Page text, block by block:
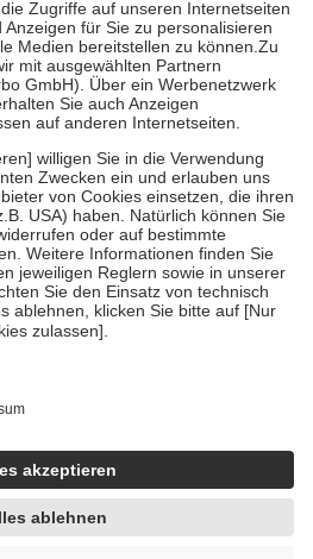
auch für Online-Apotheken.
Krankenpflege beträgt die
Kosten sowie zehn Euro je
für ihre eigene Gesundheit zu
der Familie zu unterstützen,
bei:
bis zum vollendeten 18. Lebensjahr
und Früherkennung, die von der
dass es sich um echte Bewertungen
de/articles/4419944605341
unter Zuhilfenahme künstlicher